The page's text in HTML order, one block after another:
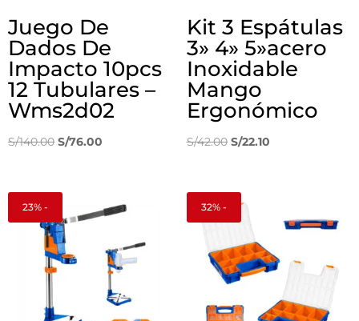
Juego De
Dados De
Impacto 10pcs
12 Tubulares –
Wms2d02
S/140.00 El
S/140.00.
S/76.00
es:
Kit 3 Espátulas
3» 4» 5»acero
Inoxidable
Mango
Ergonómico
S/42.00 El
era:
S/42.00.
S/22.10El
S/22.10.
23% - 32% -